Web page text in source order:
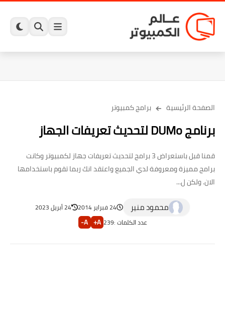
الصفحة الرئيسية برامج كمبيوتر
برنامج DUMo لتحديث تعريفات الجهاز
قمنا قبل باستعراض 3 برامج لتحديث تعريفات جهاز لكمبيوتر وكانت
برامج مميزة ومعروفة لدي الجميع واعتقد انك ربما تقوم باستخدامها
الان. ولكن ل...
محمود منير 24 فبراير 2014
24 أبريل 2023
عدد الكلمات :239
A+
A-